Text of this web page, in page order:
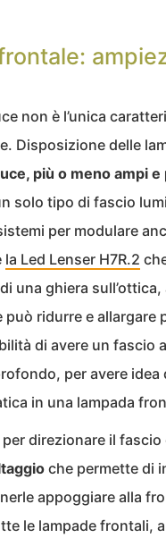
non è l’unica
Disposizione delle
più o meno ampi
solo tipo di fascio
per modulare
la Led Lenser H7R.2
una ghiera
può ridurre e
di avere un fascio
per avere
in una lampada
direzionare il
che permette di
appoggiare alla
le lampade frontali,